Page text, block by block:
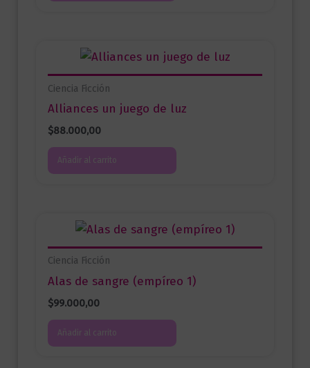
Ciencia Ficción
Alliances un juego de luz
$88.000,00
Añadir al carrito
Ciencia Ficción
Alas de sangre (empíreo 1)
$99.000,00
Añadir al carrito